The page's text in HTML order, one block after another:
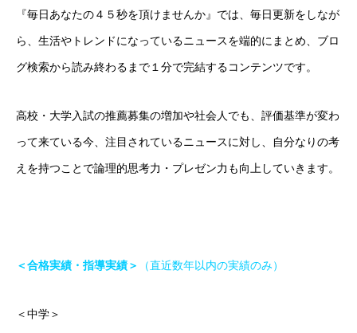
『毎日あなたの４５秒を頂けませんか』では、毎日更新をしなが
ら、生活やトレンドになっているニュースを端的にまとめ、ブロ
グ検索から読み終わるまで１分で完結するコンテンツです。
高校・大学入試の推薦募集の増加や社会人でも、評価基準が変わ
って来ている今、注目されているニュースに対し、自分なりの考
えを持つことで論理的思考力・プレゼン力も向上していきます。
＜合格実績・指導実績＞ （直近数年以内の実績のみ）
＜中学＞